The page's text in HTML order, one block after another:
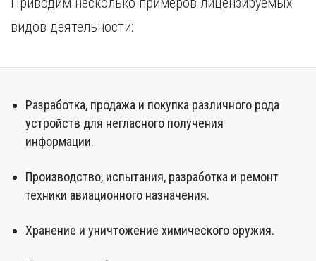
видов деятельности:
Разработка, продажа и покупка различного рода
устройств для негласного получения
информации.
Производство, испытания, разработка и ремонт
техники авиационного назначения.
Хранение и уничтожение химического оружия.